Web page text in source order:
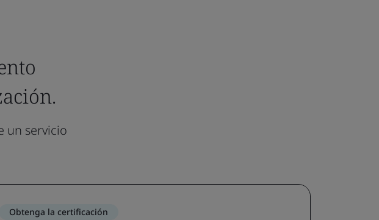
un servicio
Obtenga la certificación